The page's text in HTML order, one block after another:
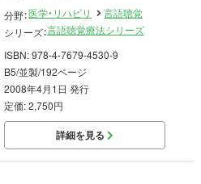
分野：医学・リハビリ
言語聴覚
シリーズ：言語聴覚療法シリーズ
ISBN: 978-4-7679-4530-9
B5/並製/192ページ
2008年4月1日 発行
定価: 2,750円
詳細を見る